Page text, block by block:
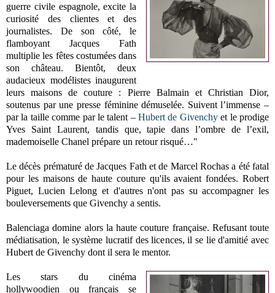
guerre civile espagnole, excite la
curiosité des clientes et des
journalistes. De son côté, le
flamboyant Jacques Fath
multiplie les fêtes costumées dans
son château. Bientôt, deux
audacieux modélistes inaugurent
leurs maisons de couture : Pierre Balmain et Christian Dior,
soutenus par une presse féminine démuselée. Suivent l’immense –
par la taille comme par le talent –Hubert de Givenchyet le prodige
Yves Saint Laurent, tandis que, tapie dans l’ombre de l’exil,
mademoiselle Chanel prépare un retour risqué…"
Le décès prématuré de Jacques Fath et de Marcel Rochas a été fatal
pour les maisons de haute couture qu'ils avaient fondées. Robert
Piguet, Lucien Lelong et d'autres n'ont pas su accompagner les
bouleversements que Givenchy a sentis.
Balenciaga domine alors la haute couture française. Refusant toute
médiatisation, le système lucratif des licences, il se lie d'amitié avec
Hubert de Givenchy dont il sera le mentor.
Les stars du cinéma
hollywoodien ou français se